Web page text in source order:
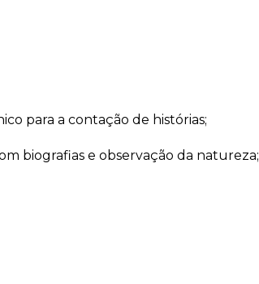
para a contação de histórias;
biografias e observação da natureza;